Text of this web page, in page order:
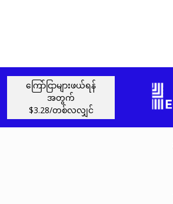
ကြော်ငြာများဖယ်ရန်
အတွက်
$3.28/တစ်လလျှင်